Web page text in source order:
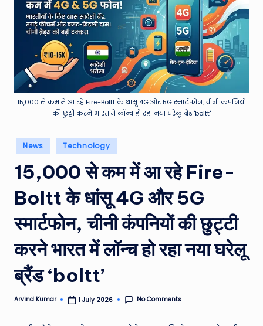
er
,
e
c
h
&
M
vi
e
N
15,000 से कम में आ रहे Fire-Boltt के धांसू 4G और 5G स्मार्टफोन, चीनी कंपनियों
की छुट्टी करने भारत में लॉन्च हो रहा नया घरेलू ब्रैंड 'boltt'
Posted
in
News Technology
15,000 से कम में आ रहे Fire-
Boltt के धांसू 4G और 5G
स्मार्टफोन, चीनी कंपनियों की छुट्टी
करने भारत में लॉन्च हो रहा नया घरेलू
ब्रैंड ‘boltt’
Posted
Arvind Kumar 1 July 2026 No Comments